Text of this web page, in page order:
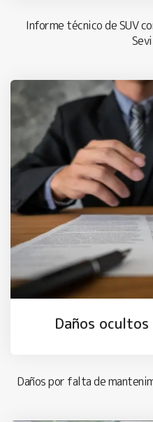
Informe técnico de SUV
Daños
Daños por falta de